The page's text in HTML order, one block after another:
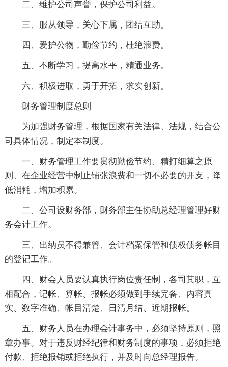
二、维护公司声誉，保护公司利益。
三、服从领导，关心下属，团结互助。
四、爱护公物，勤俭节约，杜绝浪费。
五、不断学习，提高水平，精通业务。
六、积极进取，勇于开拓，求实创新。
财务管理制度总则
为加强财务管理，根据国家有关法律、法规，结合公
司具体情况，制定本制度。
一、财务管理工作要贯彻勤俭节约、精打细算之原
则、在企业经营中制止铺张浪费和一切不必要的开支，降
低消耗，增加积累。
二、公司设财务部，财务部主任协助总经理管理好财
务会计工作。
三、出纳员不得兼管、会计档案保管和债权债务帐目
的登记工作。
四、财会人员要认真执行岗位责任制，各司其职，互
相配合，记帐、算帐、报帐必须做到手续完备、内容真
实、数字准确、帐目清楚、日清月结、近期报帐。
五、财务人员在办理会计事务中，必须坚持原则，照
章办事。对于违反财经纪律和财务制度的事项，必须拒绝
付款、拒绝报销或拒绝执行，并及时向总经理报告。